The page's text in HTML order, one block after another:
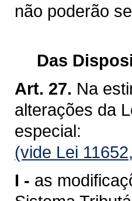
não poderão
Das
Art. 27. Na
alterações da
especial:
(vide Lei
I - as